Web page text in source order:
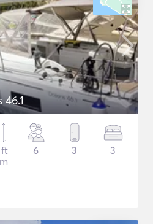
ft
6 3 3